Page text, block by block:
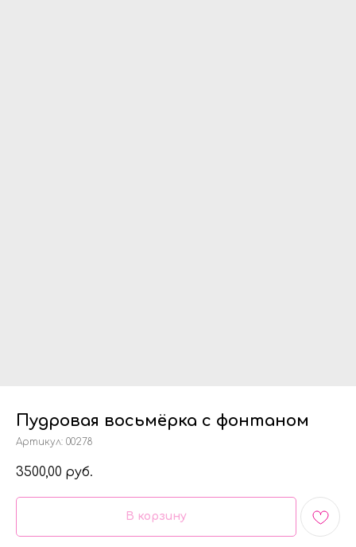
Пудровая восьмёрка с фонтаном
Артикул: 00278
3500,00 руб.
В корзину